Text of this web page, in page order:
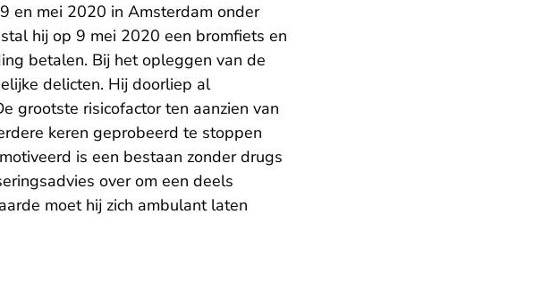
en mei 2020 in Amsterdam onder
hij op 9 mei 2020 een bromfiets en
betalen. Bij het opleggen van de
delicten. Hij doorliep al
grootste risicofactor ten aanzien van
keren geprobeerd te stoppen
is een bestaan zonder drugs
over om een deels
moet hij zich ambulant laten